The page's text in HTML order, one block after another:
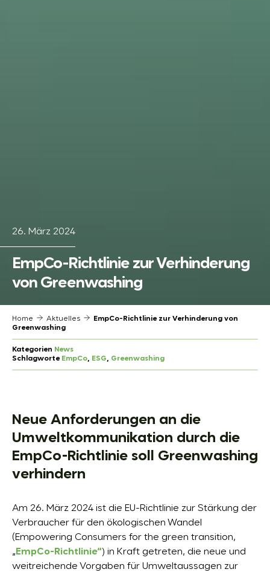
26. März 2024
EmpCo-Richtlinie zur Verhinderung
von Greenwashing
Home Aktuelles
EmpCo-Richtlinie zur Verhinderung von
Greenwashing
Kategorien News
Schlagworte EmpCo, ESG, Greenwashing
Neue Anforderungen an die
Umweltkommunikation durch die
EmpCo-Richtlinie soll Greenwashing
verhindern
Am 26. März 2024 ist die EU-Richtlinie zur Stärkung der
Verbraucher für den ökologischen Wandel
(Empowering Consumers for the green transition,
„ EmpCo-Richtlinie“) in Kraft getreten, die neue und
weitreichende Vorgaben für Umweltaussagen zur